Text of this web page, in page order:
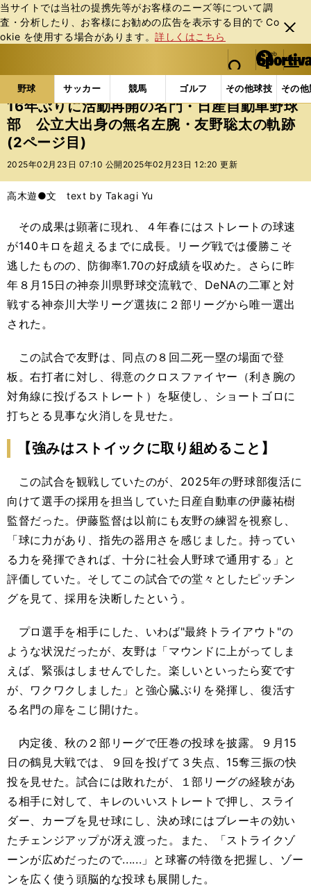
当サイトでは当社の提携先等がお客様のニーズ等について調
査・分析したり、お客様にお勧めの広告を表⽰する⽬的で Co
okie を使⽤する場合があります。詳しくはこちら
閉じ
る
web Sportiva (webスポルティーバ)
検索
マイペ
ー
ジ
メニュ
野球 サッカー 競馬 ゴルフ その他球技 その
b
ス
ポ
ル
テ
ー
バ
野球の記事一覧 高校野球他 16年ぶりに活動再開の
16年ぶりに活動再開の名門・日産自動車野球
部 公立大出身の無名左腕・友野聡太の軌跡
(2ページ目)
2025年02月23日 07:10 公開 2025年02月23日 12:20 更新
高木遊●文 text by Takagi Yu
その成果は顕著に現れ、４年春にはストレートの球速
が140キロを超えるまでに成長。リーグ戦では優勝こそ
逃したものの、防御率1.70の好成績を収めた。さらに昨
年８月15日の神奈川県野球交流戦で、DeNAの二軍と対
戦する神奈川大学リーグ選抜に２部リーグから唯一選出
された。
この試合で友野は、同点の８回二死一塁の場面で登
板。右打者に対し、得意のクロスファイヤー（利き腕の
対角線に投げるストレート）を駆使し、ショートゴロに
打ちとる見事な火消しを見せた。
【強みはストイックに取り組めること】
この試合を観戦していたのが、2025年の野球部復活に
向けて選手の採用を担当していた日産自動車の伊藤祐樹
監督だった。伊藤監督は以前にも友野の練習を視察し、
「球に力があり、指先の器用さを感じました。持ってい
る力を発揮できれば、十分に社会人野球で通用する」と
評価していた。そしてこの試合での堂々としたピッチン
グを見て、採用を決断したという。
プロ選手を相手にした、いわば"最終トライアウト"の
ような状況だったが、友野は「マウンドに上がってしま
えば、緊張はしませんでした。楽しいといったら変です
が、ワクワクしました」と強心臓ぶりを発揮し、復活す
る名門の扉をこじ開けた。
内定後、秋の２部リーグで圧巻の投球を披露。９月15
日の鶴見大戦では、９回を投げて３失点、15奪三振の快
投を見せた。試合には敗れたが、１部リーグの経験があ
る相手に対して、キレのいいストレートで押し、スライ
ダー、カーブを見せ球にし、決め球にはブレーキの効い
たチェンジアップが冴え渡った。また、「ストライクゾ
ーンが広めだったので......」と球審の特徴を把握し、ゾー
ンを広く使う頭脳的な投球も展開した。